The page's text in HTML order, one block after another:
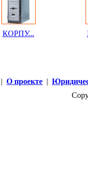
КОРПУ...
| О проекте |